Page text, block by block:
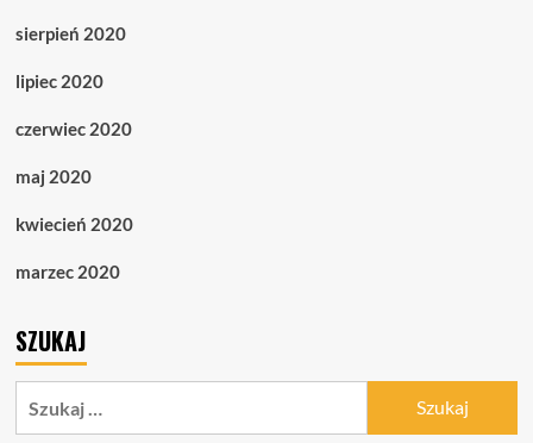
sierpień 2020
lipiec 2020
czerwiec 2020
maj 2020
kwiecień 2020
marzec 2020
SZUKAJ